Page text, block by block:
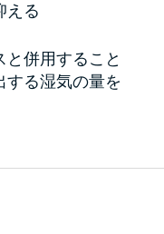
える
併用すること
する湿気の量を